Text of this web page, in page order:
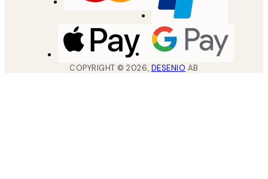
COPYRIGHT ©2026, DESENIO AB